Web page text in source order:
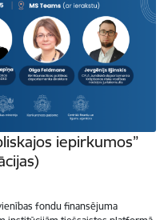
iepirkumos”
fondu finansējuma